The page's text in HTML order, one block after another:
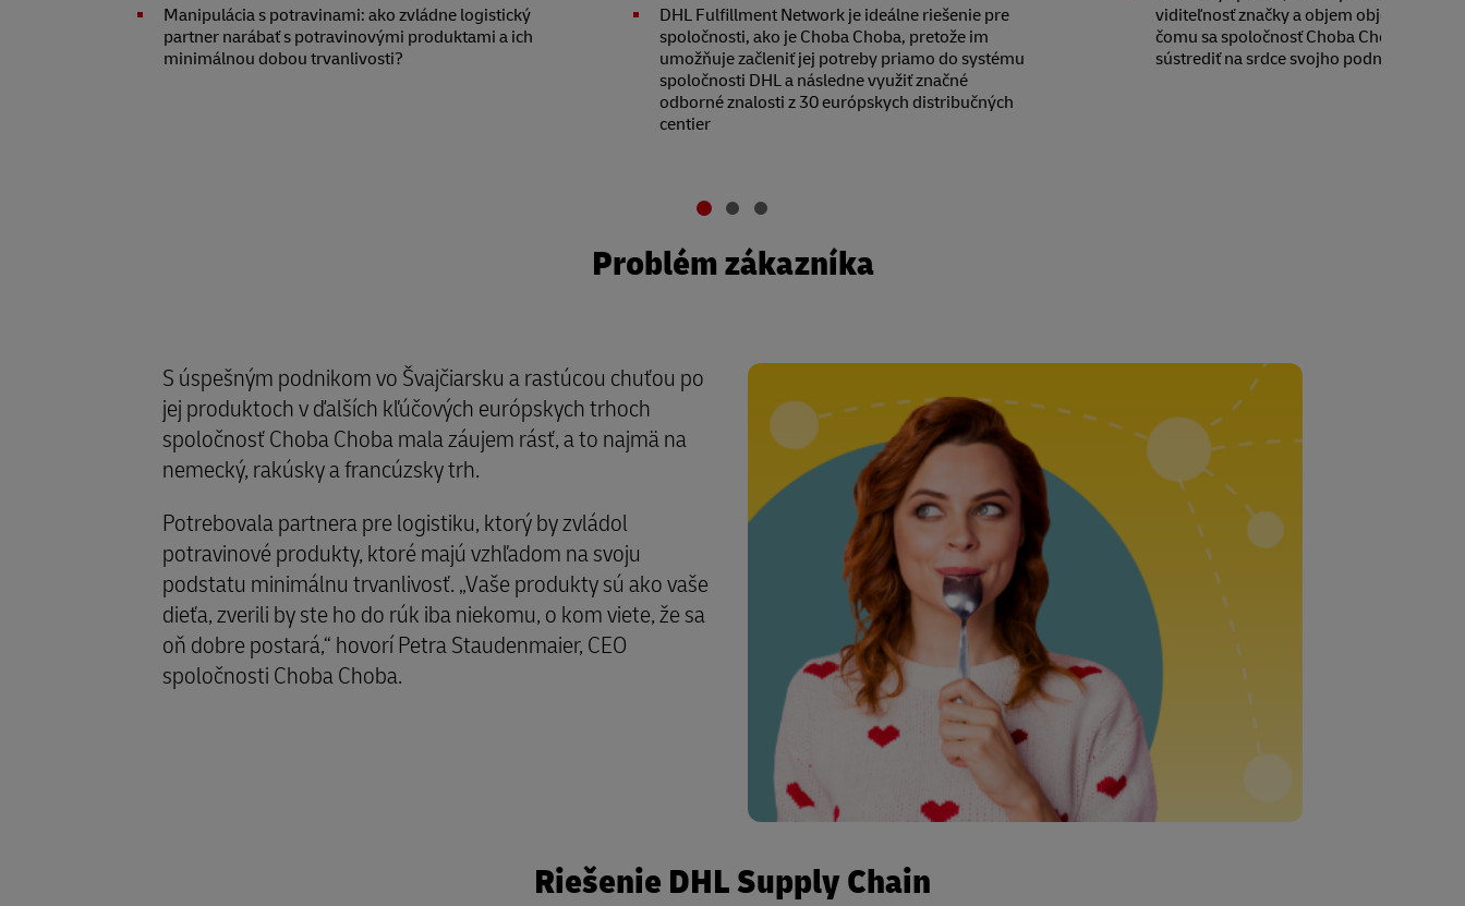
Manipulácia s potravinami: ako zvládne logistický
partner narábať s potravinovými produktami a ich
minimálnou dobou trvanlivosti?
DHL Fulfillment Network je ideálne riešenie pre
spoločnosti, ako je Choba Choba, pretože im
umožňuje začleniť jej potreby priamo do systému
spoločnosti DHL a následne využiť značné
odborné znalosti z 30 európskych distribučných
centier
viditeľnosť značky a objem objednávok,
čomu sa spoločnosť Choba Choba mohla
sústrediť na srdce svojho podnikania.
Problém zákazníka
S úspešným podnikom vo Švajčiarsku a rastúcou chuťou po
jej produktoch v ďalších kľúčových európskych trhoch
spoločnosť Choba Choba mala záujem rásť, a to najmä na
nemecký, rakúsky a francúzsky trh.
Potrebovala partnera pre logistiku, ktorý by zvládol
potravinové produkty, ktoré majú vzhľadom na svoju
podstatu minimálnu trvanlivosť. „Vaše produkty sú ako vaše
dieťa, zverili by ste ho do rúk iba niekomu, o kom viete, že sa
oň dobre postará,“ hovorí Petra Staudenmaier, CEO
spoločnosti Choba Choba.
Riešenie DHL Supply Chain